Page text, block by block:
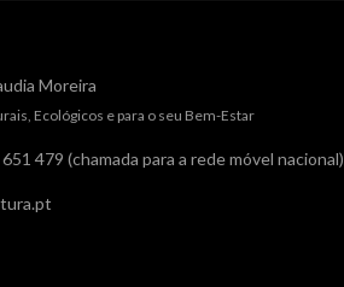
Moreira
Ecológicos e para o seu Bem-Estar
479 (chamada para a rede móvel nacional)